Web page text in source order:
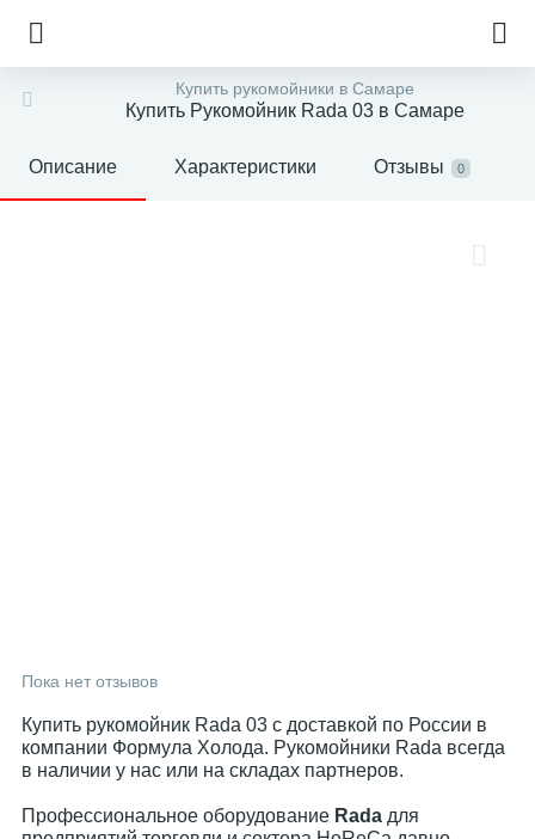
Купить рукомойники в Самаре
Купить Рукомойник Rada 03 в Самаре
Описание Характеристики Отзывы 0
Пока нет отзывов
Купить рукомойник Rada 03 с доставкой по России в
компании Формула Холода. Рукомойники Rada всегда
в наличии у нас или на складах партнеров.
Профессиональное оборудование Rada для